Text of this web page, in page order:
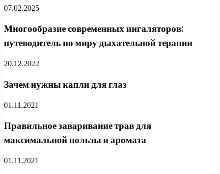
07.02.2025
Многообразие современных ингаляторов:
путеводитель по миру дыхательной терапии
20.12.2022
Зачем нужны капли для глаз
01.11.2021
Правильное заваривание трав для
максимальной пользы и аромата
01.11.2021